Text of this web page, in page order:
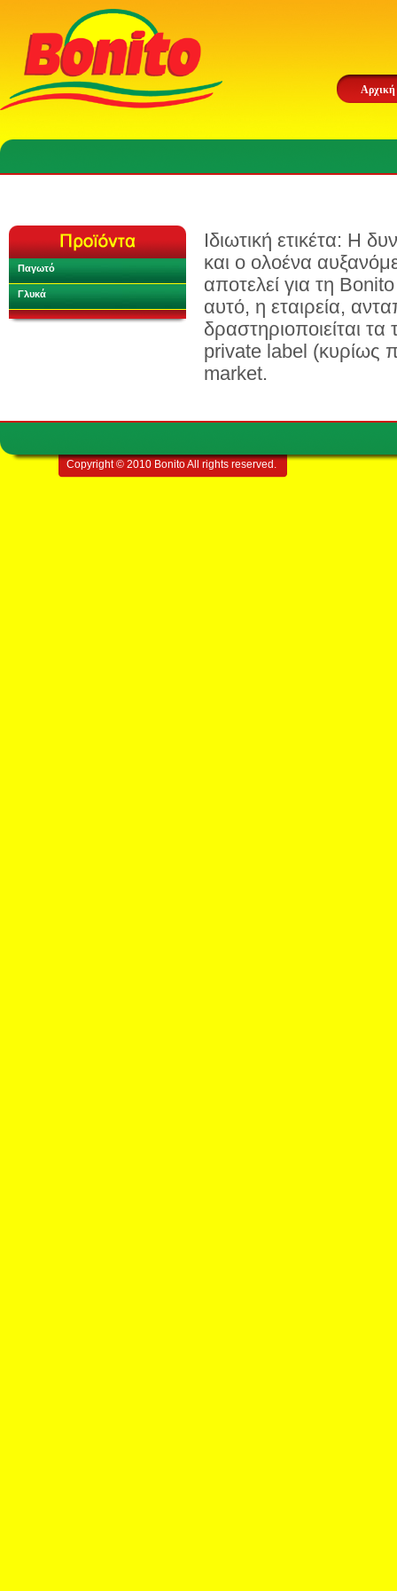
Αρχική
Παγωτό
Γλυκά
Ιδιωτική ετικέτα: Η
και ο ολοένα
αποτελεί για τη
αυτό, η εταιρεία,
δραστηριοποιείται
private label (κυρίως
market.
Copyright © 2010 Bonito All rights reserved.